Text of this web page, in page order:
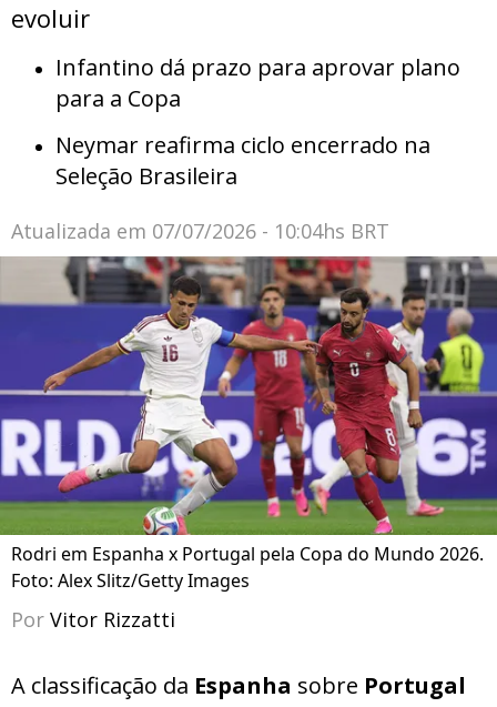
evoluir
Infantino dá prazo para aprovar plano
para a Copa
Neymar reafirma ciclo encerrado na
Seleção Brasileira
Atualizada em 07/07/2026 - 10:04hs BRT
Rodri em Espanha x Portugal pela Copa do Mundo 2026.
Foto: Alex Slitz/Getty Images
Por Vitor Rizzatti
A classificação da Espanha sobre Portugal